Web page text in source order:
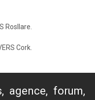
Rosllare.
Cork.
agence, forum,